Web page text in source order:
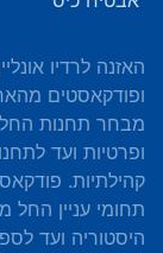
האזנה לרדיו
ופודקאסטים
מבחר תחנות החל
ופרטיות ועד
קהילתיות.
תחומי עניין החל
היסטוריה ועד